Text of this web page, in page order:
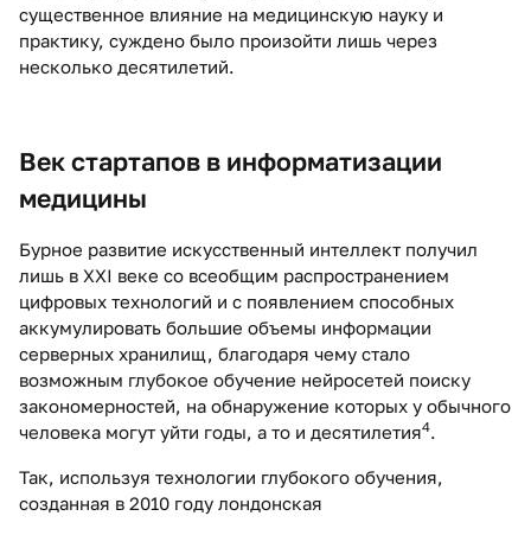
существенное влияние на медицинскую науку и
практику, суждено было произойти лишь через
несколько десятилетий.
Век стартапов в информатизации
медицины
Бурное развитие искусственный интеллект получил
лишь в XXI веке со всеобщим распространением
цифровых технологий и с появлением способных
аккумулировать большие объемы информации
серверных хранилищ, благодаря чему стало
возможным глубокое обучение нейросетей поиску
закономерностей, на обнаружение которых у обычного
человека могут уйти годы, а то и десятилетия4
Так, используя технологии глубокого обучения,
созданная в 2010 году лондонская